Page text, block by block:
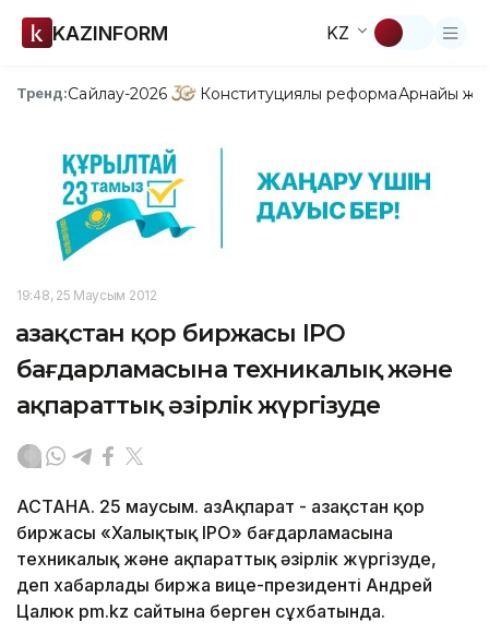
KAZINFORM KZ
Тренд:Сайлау-2026 Конституциялық реформаАрнайы
19:48, 25 Маусым 2012
Қазақстан қор биржасы IPO
бағдарламасына техникалық және
ақпараттық әзірлік жүргізуде
АСТАНА. 25 маусым. ҚазАқпарат - Қазақстан қор
биржасы «Халықтық IPO» бағдарламасына
техникалық және ақпараттық әзірлік жүргізуде,
деп хабарлады биржа вице-президенті Андрей
Цалюк pm.kz сайтына берген сұхбатында.